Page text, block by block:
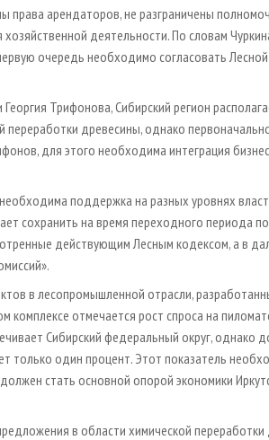
права арендаторов, не разграничены
деятельности. По словам
очередь необходимо согласовать
Трифонова, Сибирский регион
переработки древесины, однако
для этого необходима интеграция
поддержка на разных уровнях
сохранить на время переходного периода
действующим Лесным кодексом, а в
в лесопромышленной отрасли,
отмечается рост спроса на
Сибирский федеральный округ, однако
только один процент. Этот показатель
стать основной опорой экономики
в области химической